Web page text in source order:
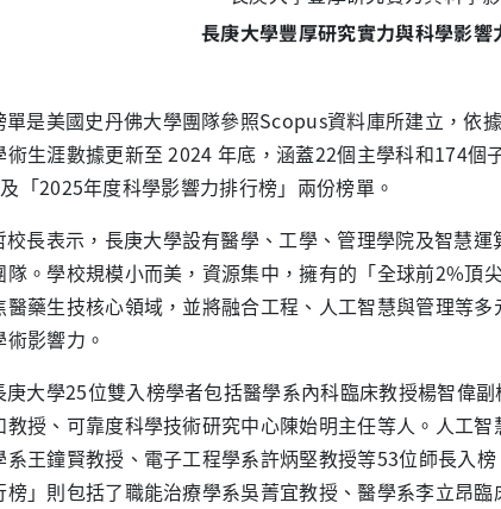
長庚大學豐厚研究實力與科學影響
單是美國史丹佛大學團隊參照Scopus資料庫所建立，依
術生涯數據更新至 2024 年底，涵蓋22個主學科和174個
「2025年度科學影響力排行榜」兩份榜單。
校長表示，長庚大學設有醫學、工學、管理學院及智慧
隊。學校規模小而美，資源集中，擁有的「全球前2%頂
醫藥生技核心領域，並將融合工程、人工智慧與管理等
影響力。
庚大學25位雙入榜學者包括醫學系內科臨床教授楊智偉
教授、可靠度科學技術研究中心陳始明主任等人。人工
系王鐘賢教授、電子工程學系許炳堅教授等53位師長入
榜」則包括了職能治療學系吳菁宜教授、醫學系李立昂